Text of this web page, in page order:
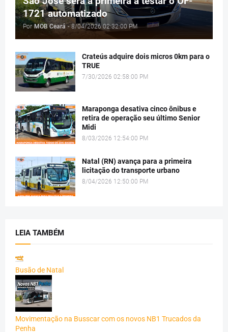
1721 automatizado
Por MOB Ceará - 8/04/2026 02:32:00 PM
Crateús adquire dois micros 0km para o
TRUE
7/30/2026 02:58:00 PM
Maraponga desativa cinco ônibus e
retira de operação seu último Senior
Midi
8/03/2026 12:54:00 PM
Natal (RN) avança para a primeira
licitação do transporte urbano
8/04/2026 12:50:00 PM
LEIA TAMBÉM
Busão de Natal
Movimentação na Busscar com os novos NB1 Trucados da
Penha